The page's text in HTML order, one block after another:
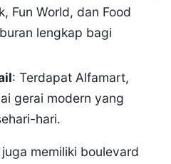
Fun World, dan Food
lengkap bagi
: Terdapat Alfamart,
gerai modern yang
hari.
memiliki boulevard